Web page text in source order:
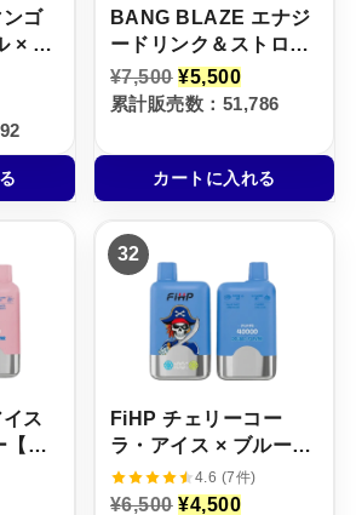
ゴ
× チ
コ
BANG BLAZE エナジ
ードリンク＆ストロベ
リーバナナ＆マンゴー
ピーチ杏＆パッション
【ニコパフ】5%
¥7,500 元
の
価
は
¥
0
で
し
た
。
¥5,500現
在
の
格
は
¥
0
0
で
す
。
累計販売数：51,786
カートに入れる
ス
【ニ
32
FiHP チェリーコー
ラ・アイス × ブルーラ
ズベリー・レモネード
【ニコパフ】5%
4.6 (7件)
¥6,500 元
¥4,500現